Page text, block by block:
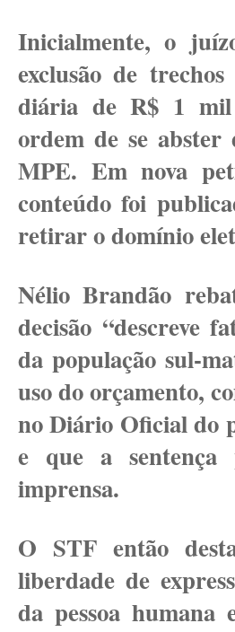
Inicialmente, o
exclusão de
diária de R$ 1 mil
ordem de se abster
MPE. Em nova
conteúdo foi
retirar o domínio
Nélio Brandão
decisão “descreve
da população sul-
uso do orçamento,
no Diário Oficial do
e que a sentença
imprensa.
O STF então
liberdade de
da pessoa humana